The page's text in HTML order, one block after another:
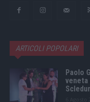
ARTICOLI POPOLARI
Paolo
veneta